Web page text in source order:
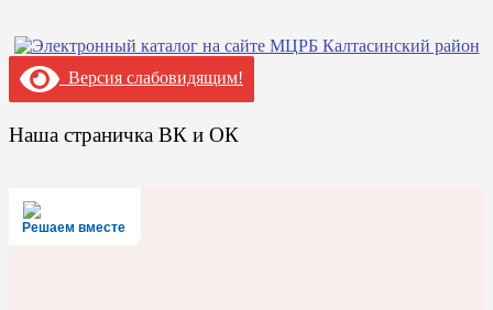
Версия слабовидящим!
Наша страничка ВК и ОК
Решаем вместе